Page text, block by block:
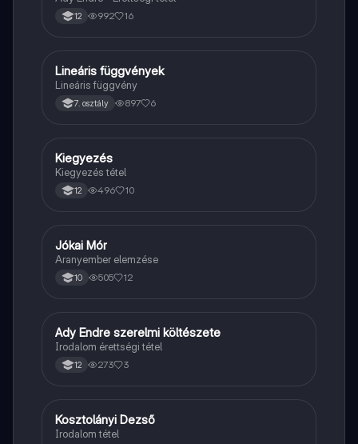
12 992 16
Matek
Lineáris függvények
Lineáris függvény
7. osztály 897 6
Töri
Kiegyezés
Kiegyezés tétel
12 496 10
Magyar
Jókai Mór
Aranyember elemzése
10 505 12
Magyar
Ady Endre szerelmi költészete
Irodalom érettségi tétel
12 273 3
Magyar
Kosztolányi Dezső
Irodalom tétel